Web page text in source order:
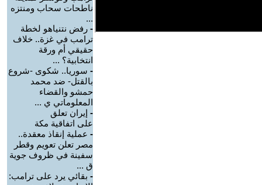
ناطحات سحاب ومنتزه
...
- رفض نتنياهو لخطة
ترامب في غزة.. خلاف
حقيقي أم ورقة
انتخابية؟ ...
- سوريا.. شكوى -شروع
بالقتل- ضد محمد
حمشو والقضاء
المعلوماتي ي ...
- إيران تعلق
على اتفاقية مكة
- عملية إنقاذ معقدة..
مصر تعلن تعويم وقطر
سفينة في ظروف جوية
ق ...
- بقائي يرد على ترامب: